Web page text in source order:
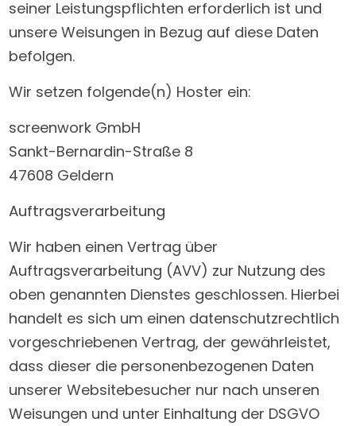
seiner Leistungspflichten erforderlich ist und
unsere Weisungen in Bezug auf diese Daten
befolgen.
Wir setzen folgende(n) Hoster ein:
screenwork GmbH
Sankt-Bernardin-Straße 8
47608 Geldern
Auftragsverarbeitung
Wir haben einen Vertrag über
Auftragsverarbeitung (AVV) zur Nutzung des
oben genannten Dienstes geschlossen. Hierbei
handelt es sich um einen datenschutzrechtlich
vorgeschriebenen Vertrag, der gewährleistet,
dass dieser die personenbezogenen Daten
unserer Websitebesucher nur nach unseren
Weisungen und unter Einhaltung der DSGVO